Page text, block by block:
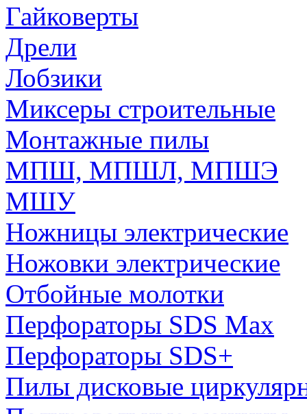
Гайковерты
Дрели
Лобзики
Миксеры строительные
Монтажные пилы
МПШ, МПШЛ, МПШЭ
МШУ
Ножницы электрические
Ножовки электрические
Отбойные молотки
Перфораторы SDS Max
Перфораторы SDS+
Пилы дисковые